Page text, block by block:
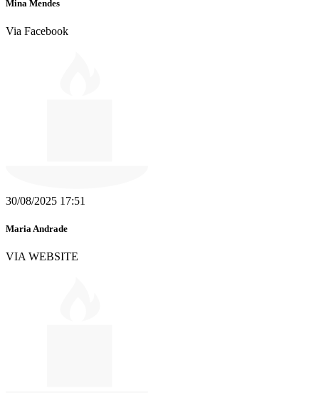
Mina Mendes
Via Facebook
30/08/2025 17:51
Maria Andrade
VIA WEBSITE